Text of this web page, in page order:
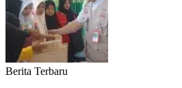
Berita Terbaru